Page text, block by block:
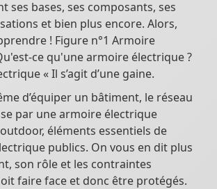
ses bases, ses composants, ses
et bien plus encore. Alors,
! Figure n°1 Armoire
ce qu'une armoire électrique ?
« Il s’agit d’une gaine.
d’équiper un bâtiment, le réseau
par une armoire électrique
éléments essentiels de
publics. On vous en dit plus
son rôle et les contraintes
faire face et donc être protégés.